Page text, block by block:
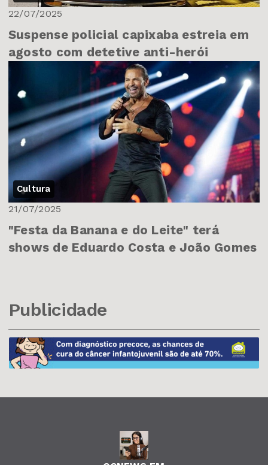
22/07/2025
Suspense policial capixaba estreia em
agosto com detetive anti-herói
Cultura
21/07/2025
"Festa da Banana e do Leite" terá
shows de Eduardo Costa e João Gomes
Publicidade